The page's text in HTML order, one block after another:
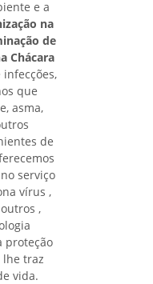
e a
na
de
Chácara
que
asma,
de
serviço
vírus ,
,
proteção
lhe traz
vida.